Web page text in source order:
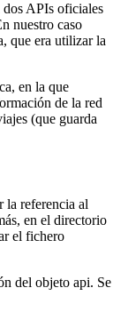
dos APIs oficiales
nuestro caso
que era utilizar la
en la que
de la red
(que guarda
la referencia al
en el directorio
el fichero
del objeto api. Se